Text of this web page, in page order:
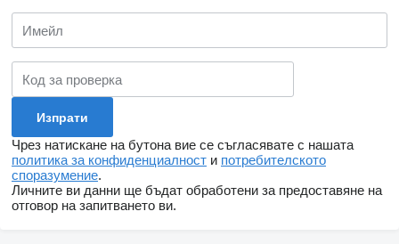
Чрез натискане на бутона вие се съгласявате с нашата
политика за конфиденциалност и потребителското
споразумение.
Личните ви данни ще бъдат обработени за предоставяне на
отговор на запитването ви.